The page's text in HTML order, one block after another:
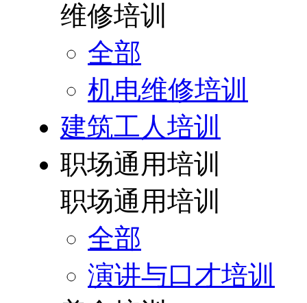
维修培训
全部
机电维修培训
建筑工人培训
职场通用培训
职场通用培训
全部
演讲与口才培训